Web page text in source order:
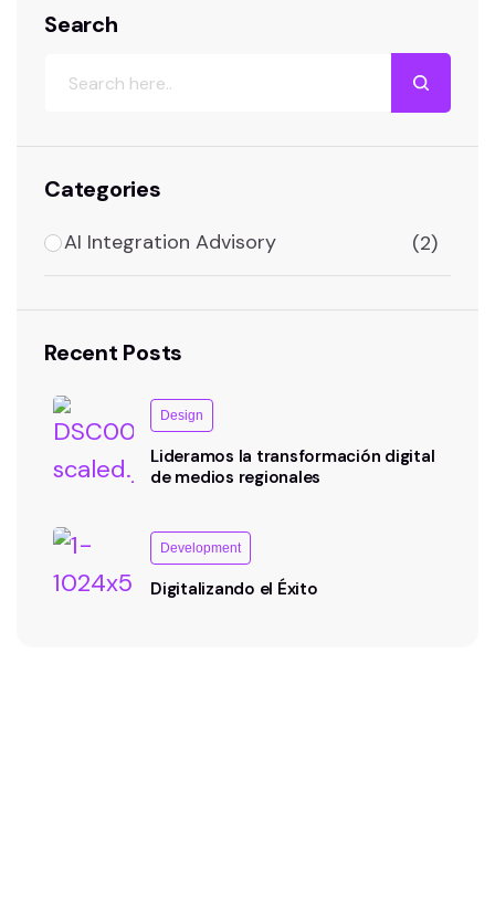
Search
Categories
AI Integration Advisory (2)
Recent Posts
Design
Lideramos la transformación digital
de medios regionales
Development
Digitalizando el Éxito